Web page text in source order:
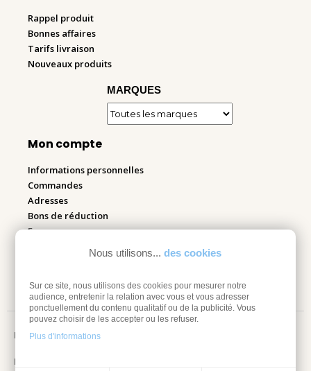
Nous utilisons... des cookies
Sur ce site, nous utilisons des cookies pour mesurer notre
audience, entretenir la relation avec vous et vous adresser
ponctuellement du contenu qualitatif ou de la publicité. Vous
pouvez choisir de les accepter ou les refuser.
Plus d'informations
Rappel produit
Bonnes affaires
Tarifs livraison
Nouveaux produits
MARQUES
Mon compte
Informations personnelles
Commandes
Adresses
Bons de réduction
Espace pro
Mentions légales
Information sur les cookies